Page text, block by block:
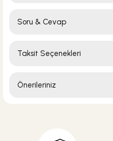
Soru & Cevap
Taksit Seçenekleri
Önerileriniz